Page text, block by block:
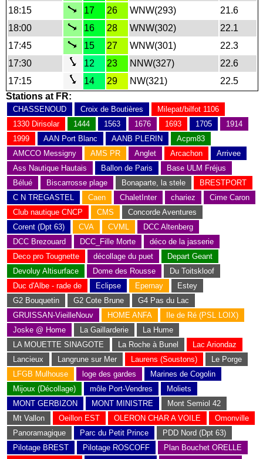
18:15
17 26 WNW(293)
21.6
18:00
16 28 WNW(302)
22.1
17:45
15 27 WNW(301)
22.3
17:30
12 23 NNW(327)
22.6
17:15
14 29 NW(321)
22.5
Stations at FR:
CHASSENOUD Croix de Boutières
Milepat/bilfot 1106
1330 Dirisolar
1444 1563 1676 1693 1705
1914
1999
AAN Port Blanc AANB PLERIN
Acpm83
AMCCO Messigny
AMS PR Anglet Arcachon
Arrivee
Ass Nautique Hautais
Ballon de Paris
Base ULM Fréjus
Bélué
Biscarrosse plage Bonaparte, la stele
BRESTPORT
C N TREGASTEL
Caen ChaletInter chariez
Cime Caron
Club nautique CNCP
CMS
Concorde Aventures
Corent (Dpt 63)
CVA CVML
DCC Altenberg
DCC Brezouard
DCC_Fille Morte
déco de la jasserie
Deco pro Tougnette
décollage du puet
Depart Geant
Devoluy Altisurface
Dome des Rousse
Du Toitskloof
Duc d'Albe - rade de
Eclipse Epernay
Estey
G2 Bouquetin
G2 Cote Brune
G4 Pas du Lac
GRUISSAN-VieilleNouv
HOME ANFA
Ile de Ré (PSL LOIX)
Joske @ Home
La Gaillarderie
La Hume
LA MOUETTE SINAGOTE
La Roche à Bunel
Lac Ariondaz
Lancieux
Langrune sur Mer Laurens (Soustons)
Le Porge
LFGB Mulhouse
loge des gardes
Marines de Cogolin
Mijoux (Décollage)
môle Port-Vendres
Moliets
MONT GERBIZON
MONT MINISTRE
Mont Semiol 42
Mt Vallon
Oeillon EST OLERON CHAR A VOILE
Omonville
Panoramagique
Parc du Petit Prince
PDD Nord (Dpt 63)
Pilotage BREST
Pilotage ROSCOFF
Plan Bouchet ORELLE